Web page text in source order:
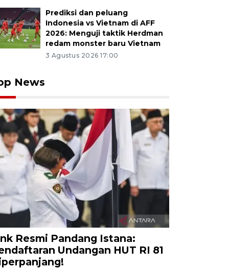
Prediksi dan peluang
Indonesia vs Vietnam di AFF
2026: Menguji taktik Herdman
redam monster baru Vietnam
3 Agustus 2026 17:00
News
Resmi Pandang Istana:
Undangan HUT RI 81